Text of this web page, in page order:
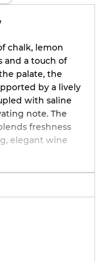
chalk, lemon
and a touch of
palate, the
by a lively
with saline
note. The
freshness
elegant wine